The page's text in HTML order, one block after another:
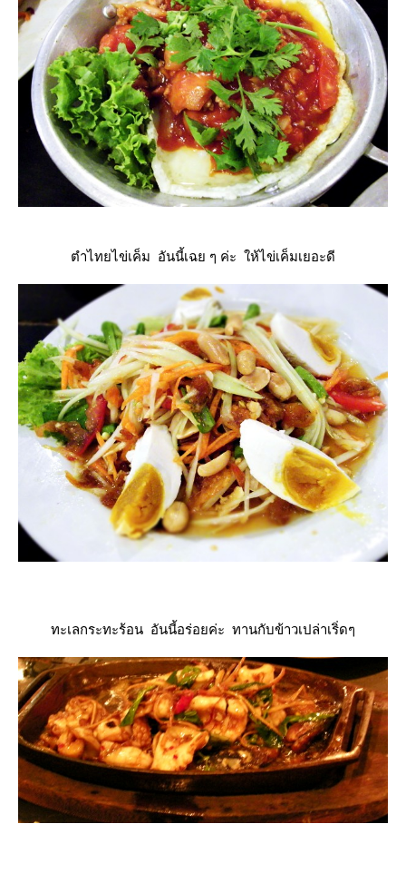
ตำไทยไข่เค็ม อันนี้เฉย ๆ ค่ะ ให้ไข่เค็มเยอะดี
ทะเลกระทะร้อน อันนี้อร่อยค่ะ ทานกับข้าวเปล่าเริ่ดๆ